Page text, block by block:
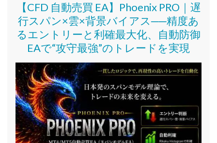
【CFD 自動売買 EA】Phoenix PRO｜遅
行スパン×雲×背景バイアス──精度あ
るエントリーと利確最大化、自動防御
EAで“攻守最強”のトレードを実現